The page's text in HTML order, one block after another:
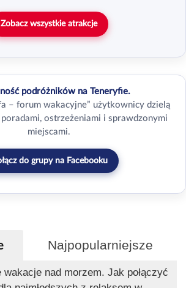
Zobacz wszystkie atrakcje
podróżników na Teneryfie.
– forum wakacyjne” użytkownicy dzielą
ostrzeżeniami i sprawdzonymi
miejscami.
do grupy na Facebooku
Najpopularniejsze
wakacje nad morzem. Jak połączyć